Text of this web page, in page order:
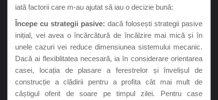
iată factorii care m-au ajutat să iau o decizie bună:
Începe cu strategii pasive: dacă folosești strategii pasive
inițial, vei avea o încărcătură de încălzire mai mică și în
unele cazuri vei reduce dimensiunea sistemului mecanic.
Dacă ai flexiblitatea necesară, ia în considerare orientarea
casei, locația de plasare a ferestrelor și învelișul de
construcție a clădirii pentru a profita cât mai mult de
câștigul oferit de soare pe timpul zilei. Pentru case